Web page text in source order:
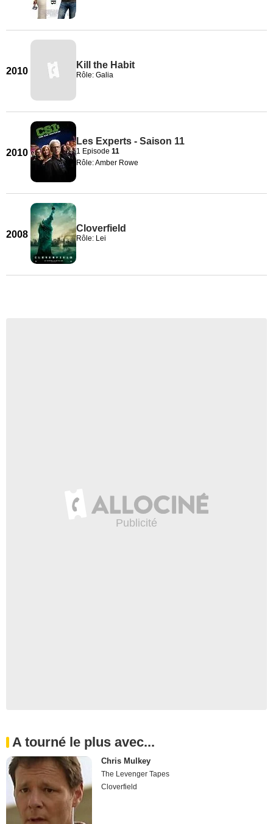
2010
Kill the Habit
Rôle: Galia
2010
Les Experts - Saison 11
1 Episode 11
Rôle: Amber Rowe
2008
Cloverfield
Rôle: Lei
A tourné le plus avec...
Chris Mulkey
The Levenger Tapes
Cloverfield